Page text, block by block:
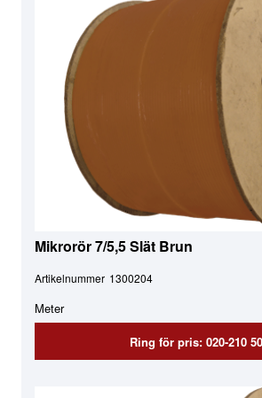
Mikrorör 7/5,5 Slät Brun
Artikelnummer 1300204
Meter
Ring för pris: 020-210